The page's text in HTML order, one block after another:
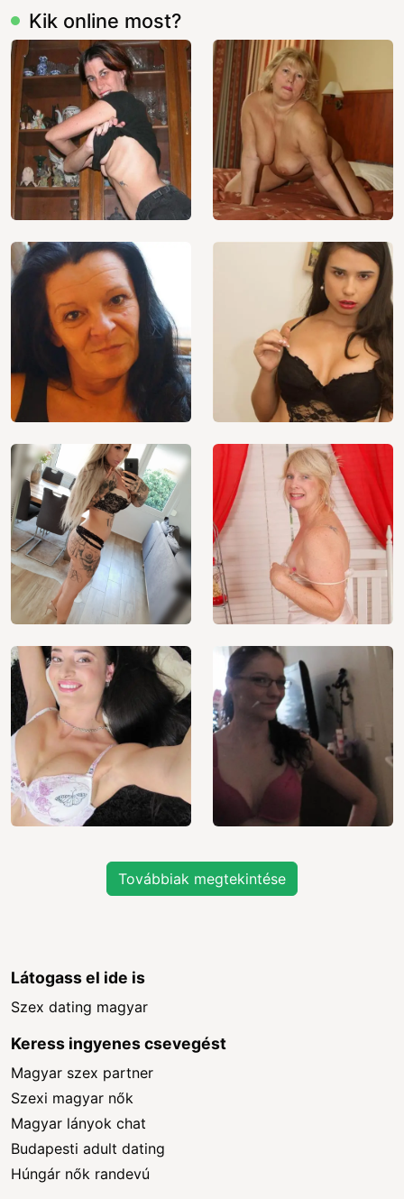
Kik online most?
Továbbiak megtekintése
Látogass el ide is
Szex dating magyar
Keress ingyenes csevegést
Magyar szex partner
Szexi magyar nők
Magyar lányok chat
Budapesti adult dating
Húngár nők randevú